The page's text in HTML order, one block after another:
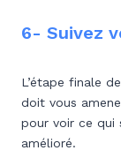
6- Suivez
L’étape finale
doit vous
pour voir ce qui
amélioré.